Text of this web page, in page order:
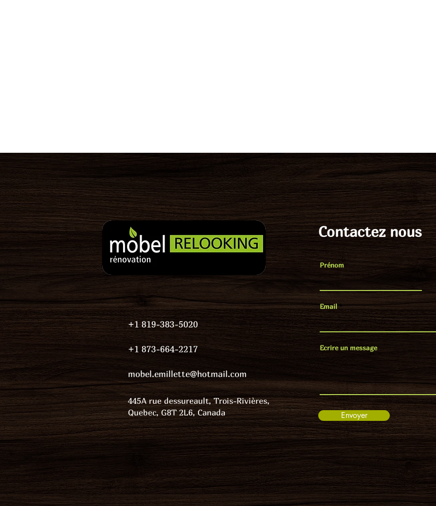
+1 819-383-5020
mobel.emillette@hotmail.com
445A rue dessureault, Trois-Rivières,
Quebec, G8T 2L6, Canada
Contactez nous
Prénom
Email
Ecrire un message
Envoyer
+1 873-664-2217